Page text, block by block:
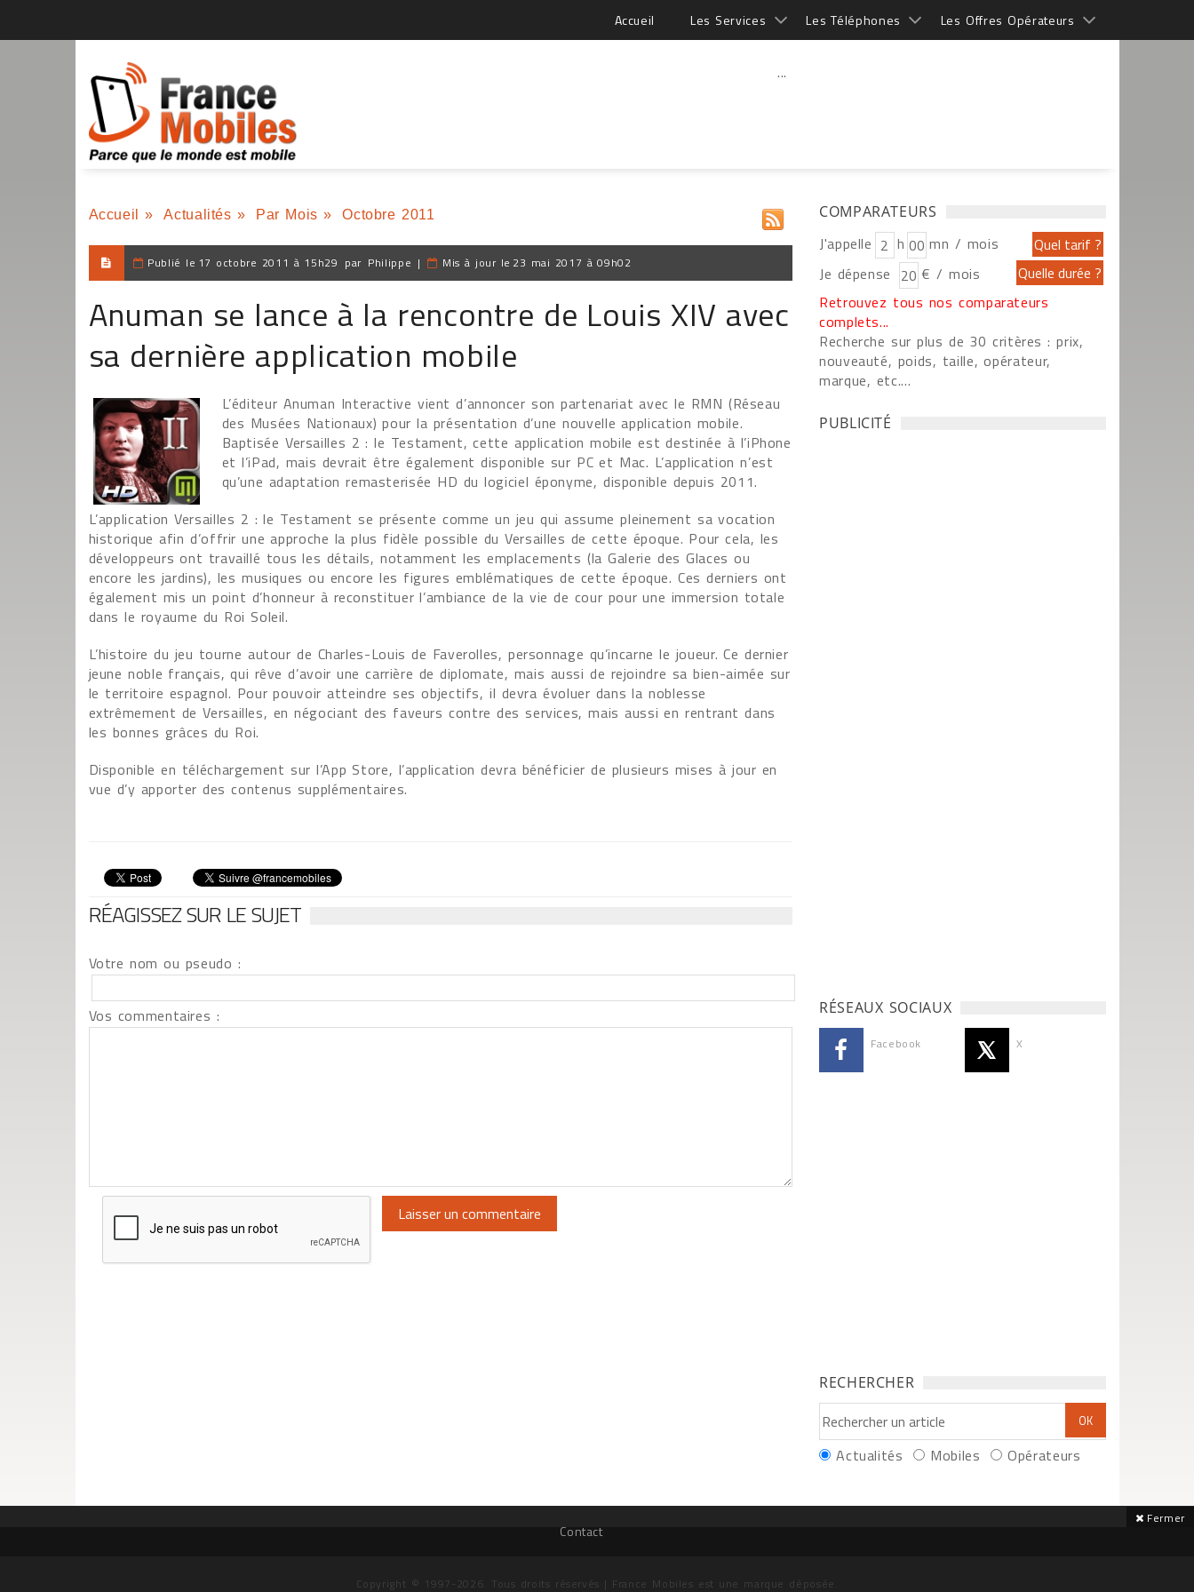
Accueil Les Services Les Téléphones Les Offres Opérateurs
...
Accueil » Actualités » Par Mois » Octobre 2011
Publié le 17 octobre 2011 à 15h29 par Philippe | Mis à jour le 23 mai 2017 à 09h02
Anuman se lance à la rencontre de Louis XIV avec
sa dernière application mobile
L’éditeur Anuman Interactive vient d’annoncer son partenariat avec le RMN (Réseau
des Musées Nationaux) pour la présentation d’une nouvelle application mobile.
Baptisée Versailles 2 : le Testament, cette application mobile est destinée à l’iPhone
et l’iPad, mais devrait être également disponible sur PC et Mac. L’application n’est
qu’une adaptation remasterisée HD du logiciel éponyme, disponible depuis 2011.
L’application Versailles 2 : le Testament se présente comme un jeu qui assume pleinement sa vocation
historique afin d’offrir une approche la plus fidèle possible du Versailles de cette époque. Pour cela, les
développeurs ont travaillé tous les détails, notamment les emplacements (la Galerie des Glaces ou
encore les jardins), les musiques ou encore les figures emblématiques de cette époque. Ces derniers ont
également mis un point d’honneur à reconstituer l’ambiance de la vie de cour pour une immersion totale
dans le royaume du Roi Soleil.
L’histoire du jeu tourne autour de Charles-Louis de Faverolles, personnage qu’incarne le joueur. Ce dernier
jeune noble français, qui rêve d’avoir une carrière de diplomate, mais aussi de rejoindre sa bien-aimée sur
le territoire espagnol. Pour pouvoir atteindre ses objectifs, il devra évoluer dans la noblesse
extrêmement de Versailles, en négociant des faveurs contre des services, mais aussi en rentrant dans
les bonnes grâces du Roi.
Disponible en téléchargement sur l’App Store, l’application devra bénéficier de plusieurs mises à jour en
vue d’y apporter des contenus supplémentaires.
RÉAGISSEZ SUR LE SUJET
Votre nom ou pseudo :
Vos commentaires :
COMPARATEURS
J'appelle h
mn / mois
Je dépense
€ / mois
Retrouvez tous nos comparateurs
complets...
Recherche sur plus de 30 critères : prix,
nouveauté, poids, taille, opérateur,
marque, etc....
PUBLICITÉ
RÉSEAUX SOCIAUX
Facebook X
RECHERCHER
Actualités Mobiles Opérateurs
Contact
Copyright © 1997-2026. Tous droits réservés | France Mobiles est une marque déposée.
Fermer